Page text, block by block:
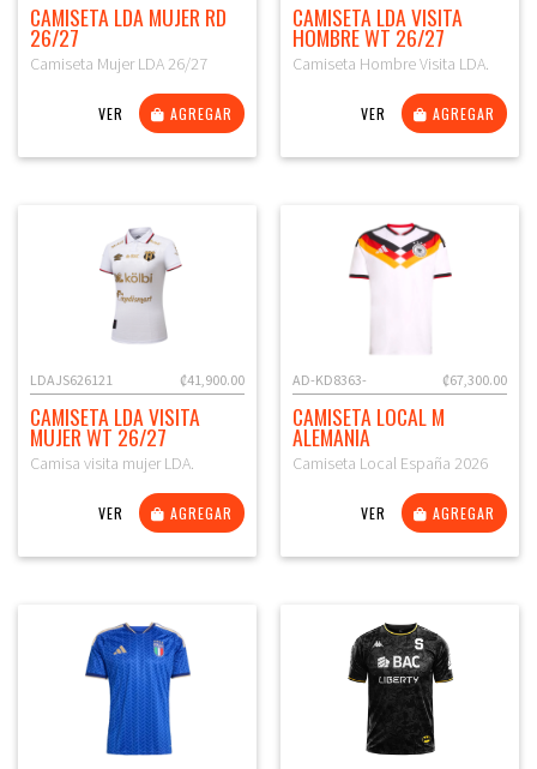
CAMISETA LDA MUJER RD
26/27
Camiseta Mujer LDA 26/27
VER AGREGAR
CAMISETA LDA VISITA
HOMBRE WT 26/27
Camiseta Hombre Visita LDA.
VER AGREGAR
₡41,900.00
LDAJS626121
CAMISETA LDA VISITA
MUJER WT 26/27
Camisa visita mujer LDA.
VER AGREGAR
₡67,300.00
AD-KD8363-
CAMISETA LOCAL M
ALEMANIA
Camiseta Local España 2026
VER AGREGAR